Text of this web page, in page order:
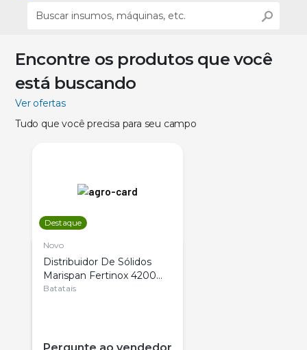
Encontre os produtos que você
está buscando
Ver ofertas
Tudo que você precisa para seu campo
Destaque
Novo
Distribuidor De Sólidos
Marispan Fertinox 4200
Citrus
Batatais